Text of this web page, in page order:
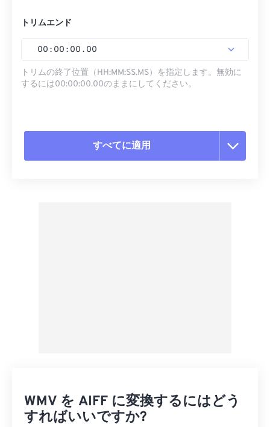
トリムエンド
00 : 00 : 00 . 00
トリムの終了位置（HH:MM:SS.MS）を指定します。無効に
するには00:00:00.00のままにしてください。
すべてに適用
WMV を AIFF に変換するにはどう
すればいいですか?